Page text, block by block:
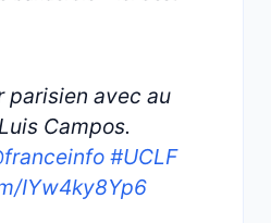
parisien avec au
Campos.
#UCLF
IYw4ky8Yp6